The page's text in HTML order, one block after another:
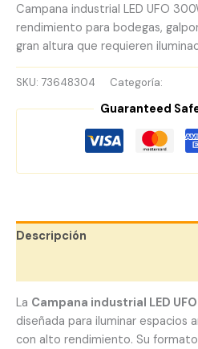
Campana industrial LED UFO
rendimiento para bodegas,
gran altura que requieren
SKU: 73648304 Categoría:
Guaranteed
Descripción
La Campana industrial LED
diseñada para iluminar espacios
con alto rendimiento. Su